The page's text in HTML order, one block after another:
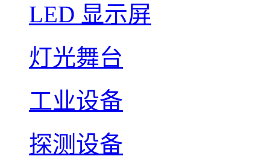
LED 显示屏
灯光舞台
工业设备
探测设备